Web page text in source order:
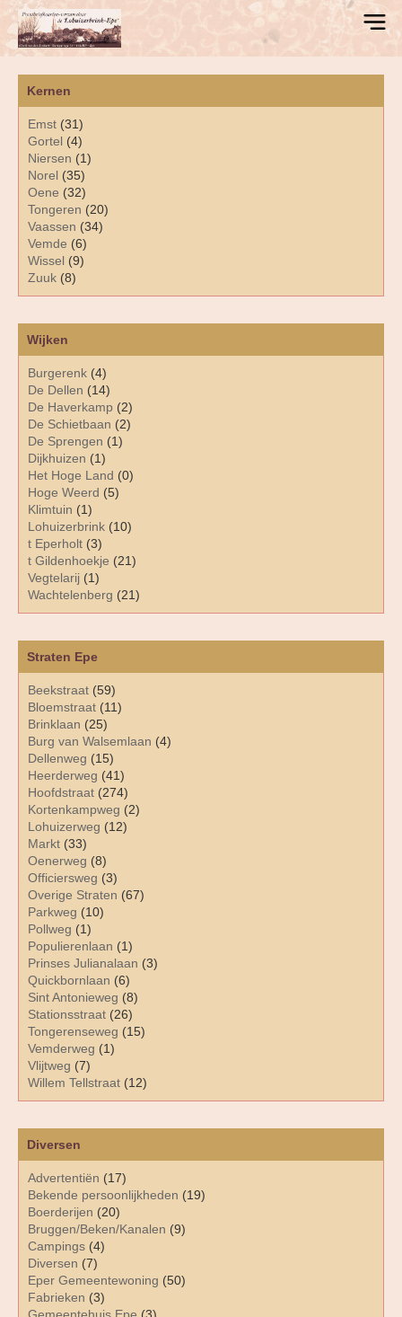
Diversen
Advertentiën (17)
Bekende persoonlijkheden (19)
Boerderijen (20)
Bruggen/Beken/Kanalen (9)
Campings (4)
Diversen (7)
Eper Gemeentewoning (50)
Fabrieken (3)
Kernen
Emst (31)
Gortel (4)
Niersen (1)
Norel (35)
Oene (32)
Tongeren (20)
Vaassen (34)
Vemde (6)
Wissel (9)
Zuuk (8)
Straten Epe
Beekstraat (59)
Bloemstraat (11)
Brinklaan (25)
Burg van Walsemlaan (4)
Dellenweg (15)
Heerderweg (41)
Hoofdstraat (274)
Kortenkampweg (2)
Lohuizerweg (12)
Markt (33)
Oenerweg (8)
Officiersweg (3)
Overige Straten (67)
Parkweg (10)
Pollweg (1)
Populierenlaan (1)
Prinses Julianalaan (3)
Quickbornlaan (6)
Sint Antonieweg (8)
Stationsstraat (26)
Tongerenseweg (15)
Vemderweg (1)
Vlijtweg (7)
Willem Tellstraat (12)
Wijken
Burgerenk (4)
De Dellen (14)
De Haverkamp (2)
De Schietbaan (2)
De Sprengen (1)
Dijkhuizen (1)
Het Hoge Land (0)
Hoge Weerd (5)
Klimtuin (1)
Lohuizerbrink (10)
t Eperholt (3)
t Gildenhoekje (21)
Vegtelarij (1)
Wachtelenberg (21)